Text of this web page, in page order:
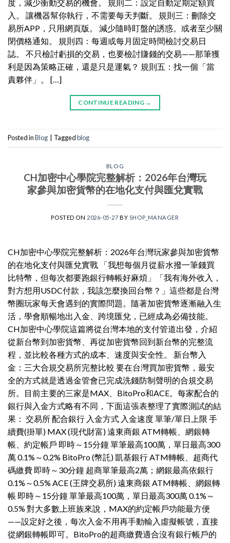
度，減少衝動交易的機會。 規則二：設定自動定期定額買
入。 讓機器幫你執行，不需要每天判斷。 規則三：刪除交
易所APP，只用網頁版。 減少隨時盯盤的誘惑。或者至少關
閉價格通知。 規則四：每週或每月固定時間檢討交易日
誌。 不只檢討虧損的交易，也要檢討賺錢的交易——那筆獲
利是因為策略正確，還是只是運氣？ 規則五：找一個「當
責夥伴」。 […]
CONTINUE READING →
Posted inBlog Taggedblog
BLOG
CH加密中心學院完整解析：2026年台灣玩
家參與加密貨幣的在地化支付與匯兌實戰
POSTED ON 2026-05-27 BY SHOP_MANAGER
CH加密中心學院完整解析：2026年台灣玩家參與加密貨幣
的在地化支付與匯兌實戰 「我想每個月從薪水撥一筆錢買
比特幣，但每次都要跑銀行轉帳好麻煩」「我有海外收入，
對方想用USDC付款，我該怎麼換回台幣？」這些都是台灣
幣圈玩家每天會遇到的實際問題。隨著加密貨幣逐漸融入生
活，學會順暢地出入金、跨境匯兌，已經成為必備技能。
CH加密中心學院這篇將從台灣本地的支付管道出發，介紹
從新台幣到加密貨幣、再從加密貨幣回到新台幣的完整流
程，並比較各種方式的成本、速度與安全性。 新台幣入
金：三大合規交易所完整比較 要在台灣買加密貨幣，最安
全的方式就是透過金管會已完成洗錢防制聲明的合規交易
所。目前主要的三家是MAX、BitoPro和ACE。每家配合的
銀行與入金方式略有不同，下面這張表整理了實際測試的結
果： 交易所 配合銀行 入金方式 入金速度 單筆/單日上限 手
續費(掛單) MAX (現代財富) 遠東商銀 ATM轉帳、網銀轉
帳、約定帳戶 即時～15分鐘 單筆最高100萬，單日最高300
萬 0.1%～0.2% BitoPro (幣託) 凱基銀行 ATM轉帳、超商代
碼繳費 即時～30分鐘 超商單筆最高2萬；網銀最高依銀行
0.1%～0.5% ACE (王牌交易所) 遠東商銀 ATM轉帳、網銀轉
帳 即時～15分鐘 單筆最高100萬，單日最高300萬 0.1%～
0.5% 對大多數上班族來說，MAX的約定帳戶功能最方便
——設定好之後，每次入金不用再手動輸入虛擬帳號，直接
從網銀轉帳即可。BitoPro的超商繳費適合沒有銀行帳戶的